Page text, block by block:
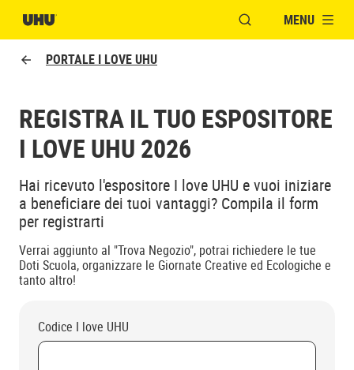
APRI FINESTRA
MENU
PORTALE I LOVE UHU
REGISTRA IL TUO ESPOSITORE
I LOVE UHU 2026
Hai ricevuto l'espositore I love UHU e vuoi iniziare
a beneficiare dei tuoi vantaggi? Compila il form
per registrarti
Verrai aggiunto al "Trova Negozio", potrai richiedere le tue
Doti Scuola, organizzare le Giornate Creative ed Ecologiche e
tanto altro!
Codice I love UHU